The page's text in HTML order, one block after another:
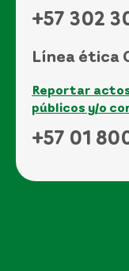
+57 302
Línea ética
Reportar
públicos y/o
+57 01